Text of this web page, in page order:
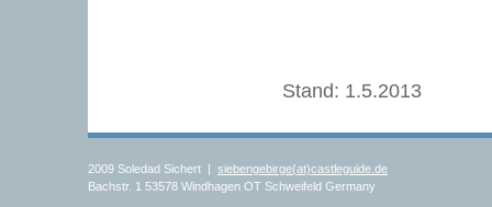
Stand: 1.5.2013
2009 Soledad Sichert | siebengebirge(at)castleguide.de
Bachstr. 1 53578 Windhagen OT Schweifeld Germany